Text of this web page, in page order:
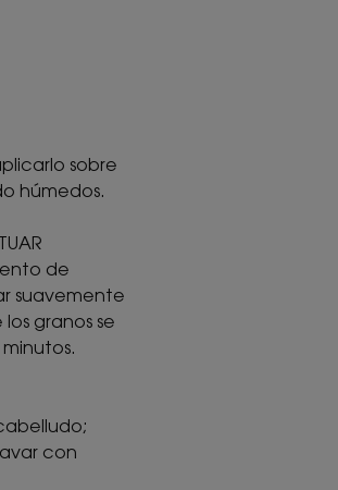
sobre
húmedos.
de
suavemente
granos se
con